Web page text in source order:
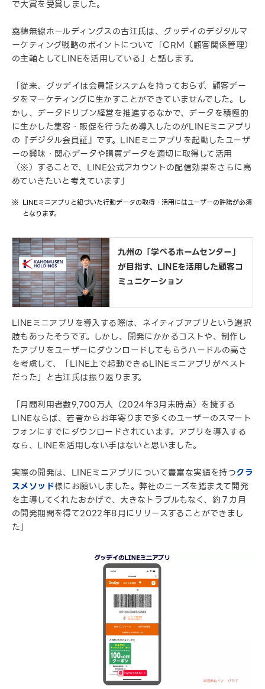
で大賞を受賞しました。
嘉穂無線ホールディングスの古江氏は、グッデイのデジタルマ
ーケティング戦略のポイントについて「CRM（顧客関係管理）
の主軸としてLINEを活用している」と話します。
「従来、グッデイは会員証システムを持っておらず、顧客デー
タをマーケティングに生かすことができていませんでした。し
かし、データドリブン経営を推進するなかで、データを積極的
に生かした集客・販促を行うため導入したのがLINEミニアプリ
の『デジタル会員証』です。LINEミニアプリを起動したユーザ
ーの興味・関心データや購買データを適切に取得して活用
（※）することで、LINE公式アカウントの配信効果をさらに高
めていきたいと考えています」
LINEミニアプリと紐づいた行動データの取得・活用にはユーザーの許諾が必須
となります。
九州の「学べるホームセンター」
が目指す、LINEを活用した顧客コ
ミュニケーション
LINEミニアプリを導入する際は、ネイティブアプリという選択
肢もあったそうです。しかし、開発にかかるコストや、制作し
たアプリをユーザーにダウンロードしてもらうハードルの高さ
を考慮して、「LINE上で起動できるLINEミニアプリがベスト
だった」と古江氏は振り返ります。
「月間利用者数9,700万人（2024年3月末時点）を擁する
LINEならば、若者からお年寄りまで多くのユーザーのスマート
フォンにすでにダウンロードされています。アプリを導入する
なら、LINEを活用しない手はないと思いました。
実際の開発は、LINEミニアプリについて豊富な実績を持つクラ
スメソッド様にお願いしました。弊社のニーズを踏まえて開発
を主導してくれたおかげで、大きなトラブルもなく、約７カ月
の開発期間を得て2022年8月にリリースすることができまし
た」